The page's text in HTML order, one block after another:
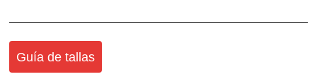
Guía de tallas